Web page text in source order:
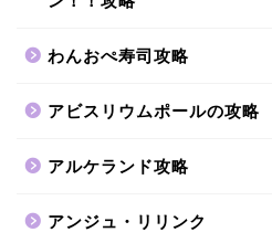
わんおぺ寿司攻略
アビスリウムポールの攻略
アルケランド攻略
アンジュ・リリンク